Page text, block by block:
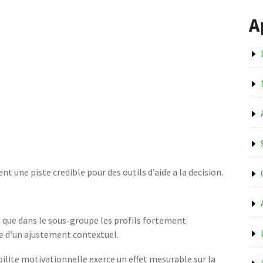
une piste credible pour des outils d’aide a la decision.
dans le sous-groupe les profils fortement
d’un ajustement contextuel.
motivationnelle exerce un effet mesurable sur la